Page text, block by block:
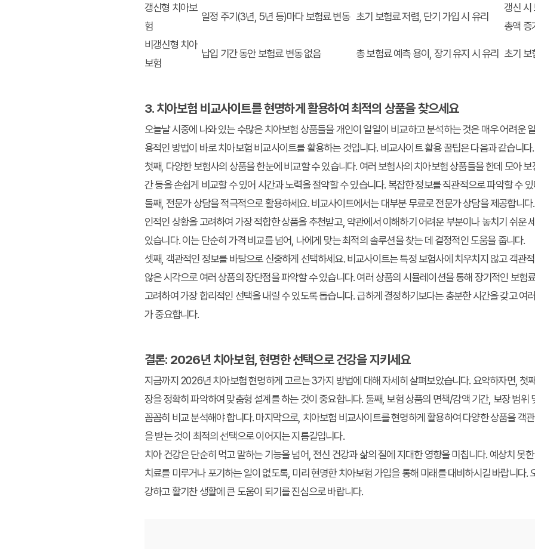
갱신형 치아보
험
일정 주기(3년, 5년 등)마다 보험료 변동 초기 보험료 저렴, 단기 가입 시 유리
갱신 시
총액 증
비갱신형 치아
보험
납입 기간 동안 보험료 변동 없음 총 보험료 예측 용이, 장기 유지 시 유리 초기 보
3. 치아보험 비교사이트를 현명하게 활용하여 최적의 상품을 찾으세요
오늘날 시중에 나와 있는 수많은 치아보험 상품들을 개인이 일일이 비교하고 분석하는 것은 매우 어려운
용적인 방법이 바로 치아보험 비교사이트를 활용하는 것입니다. 비교사이트 활용 꿀팁은 다음과 같습니다.
첫째, 다양한 보험사의 상품을 한눈에 비교할 수 있습니다. 여러 보험사의 치아보험 상품들을 한데 모아
간 등을 손쉽게 비교할 수 있어 시간과 노력을 절약할 수 있습니다. 복잡한 정보를 직관적으로 파악할 수
둘째, 전문가 상담을 적극적으로 활용하세요. 비교사이트에서는 대부분 무료로 전문가 상담을 제공합니
인적인 상황을 고려하여 가장 적합한 상품을 추천받고, 약관에서 이해하기 어려운 부분이나 놓치기 쉬운
있습니다. 이는 단순히 가격 비교를 넘어, 나에게 맞는 최적의 솔루션을 찾는 데 결정적인 도움을 줍니다.
셋째, 객관적인 정보를 바탕으로 신중하게 선택하세요. 비교사이트는 특정 보험사에 치우치지 않고 객관
않은 시각으로 여러 상품의 장단점을 파악할 수 있습니다. 여러 상품의 시뮬레이션을 통해 장기적인 보험
고려하여 가장 합리적인 선택을 내릴 수 있도록 돕습니다. 급하게 결정하기보다는 충분한 시간을 갖고 여
가 중요합니다.
결론: 2026년 치아보험, 현명한 선택으로 건강을 지키세요
지금까지 2026년 치아보험 현명하게 고르는 3가지 방법에 대해 자세히 살펴보았습니다. 요약하자면, 첫
장을 정확히 파악하여 맞춤형 설계를 하는 것이 중요합니다. 둘째, 보험 상품의 면책/감액 기간, 보장 범위
꼼꼼히 비교 분석해야 합니다. 마지막으로, 치아보험 비교사이트를 현명하게 활용하여 다양한 상품을 객
을 받는 것이 최적의 선택으로 이어지는 지름길입니다.
치아 건강은 단순히 먹고 말하는 기능을 넘어, 전신 건강과 삶의 질에 지대한 영향을 미칩니다. 예상치 못
치료를 미루거나 포기하는 일이 없도록, 미리 현명한 치아보험 가입을 통해 미래를 대비하시길 바랍니다.
강하고 활기찬 생활에 큰 도움이 되기를 진심으로 바랍니다.